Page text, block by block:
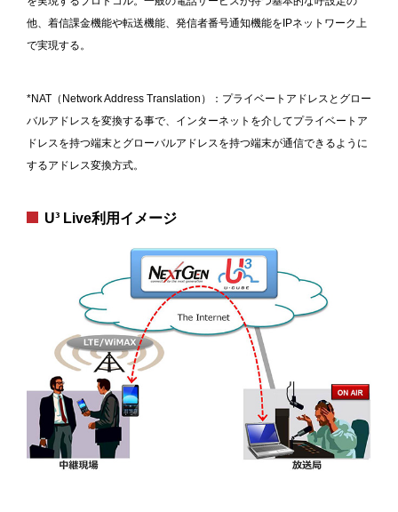
他、着信課金機能や転送機能、発信者番号通知機能をIPネットワーク上
で実現する。
*NAT（Network Address Translation）：プライベートアドレスとグロー
バルアドレスを変換する事で、インターネットを介してプライベートア
ドレスを持つ端末とグローバルアドレスを持つ端末が通信できるように
するアドレス変換方式。
U³ Live利用イメージ